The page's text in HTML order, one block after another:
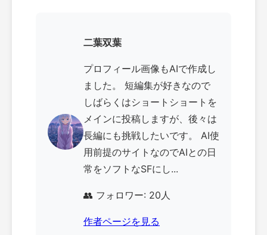
二葉双葉
プロフィール画像もAIで作成し
ました。 短編集が好きなので
しばらくはショートショートを
メインに投稿しますが、後々は
長編にも挑戦したいです。 AI使
用前提のサイトなのでAIとの日
常をソフトなSFにし...
👥 フォロワー: 20人
作者ページを見る